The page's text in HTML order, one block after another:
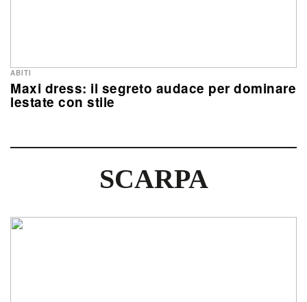
Maxi dress: il segreto audace per dominare
lestate con stile
ABITI
SCARPA